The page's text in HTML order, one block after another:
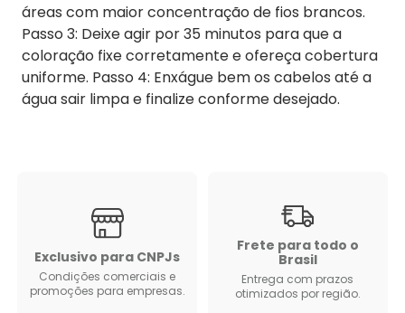
áreas com maior concentração de fios brancos.
Passo 3: Deixe agir por 35 minutos para que a
coloração fixe corretamente e ofereça cobertura
uniforme. Passo 4: Enxágue bem os cabelos até a
água sair limpa e finalize conforme desejado.
Exclusivo para CNPJs
Condições comerciais e
promoções para empresas.
Frete para todo o
Brasil
Entrega com prazos
otimizados por região.